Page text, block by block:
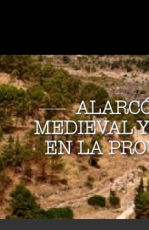
MEDIEVAL
EN LA